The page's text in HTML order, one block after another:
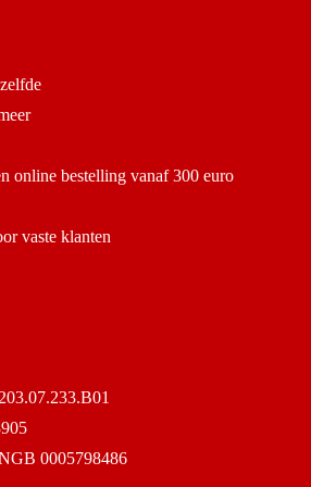
online bestelling vanaf 300 euro
vaste klanten
0005798486